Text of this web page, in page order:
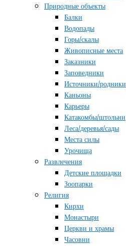
Природные объекты
Балки
Водопады
Горы/скалы
Живописные места
Заказники
Заповедники
Источники/родники
Каньоны
Карьеры
Катакомбы/штольни
Леса/деревья/сады
Места силы
Урочища
Развлечения
Детские площадки
Зоопарки
Религия
Кирхи
Монастыри
Церкви и храмы
Часовни